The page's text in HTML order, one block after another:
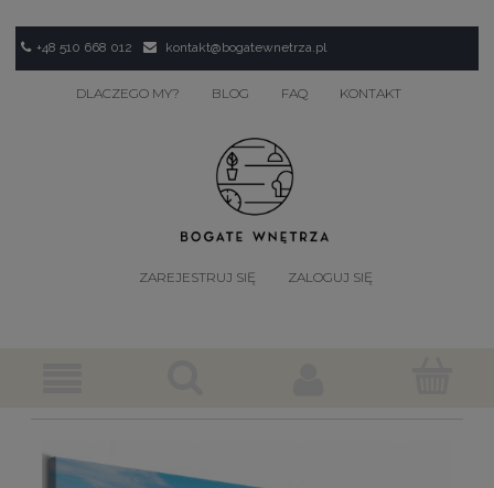
+48 510 668 012 kontakt@bogatewnetrza.pl
DLACZEGO MY? BLOG FAQ KONTAKT
ZAREJESTRUJ SIĘ ZALOGUJ SIĘ